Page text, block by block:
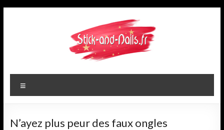
stick-
and-
nails.fr
N’ayez plus peur des faux ongles